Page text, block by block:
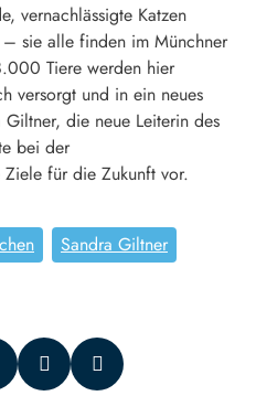
vernachlässigte Katzen
sie alle finden im Münchner
Tiere werden hier
versorgt und in ein neues
die neue Leiterin des
bei der
Ziele für die Zukunft vor.
Sandra Giltner